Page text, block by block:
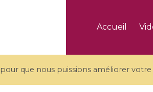
Accueil
pour que nous puissions améliorer votre